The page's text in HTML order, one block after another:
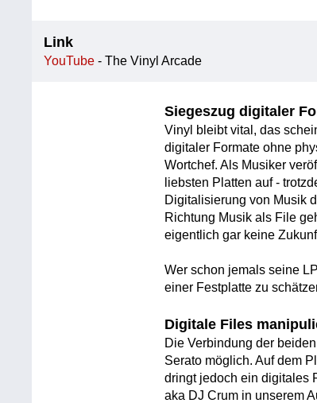
Link
YouTube - The Vinyl Arcade
Siegeszug digitaler
Vinyl bleibt vital, das
digitaler Formate ohne
Wortchef. Als Musiker
liebsten Platten auf -
Digitalisierung von Musik
Richtung Musik als File
eigentlich gar keine
Wer schon jemals seine
einer Festplatte zu
Digitale Files
Die Verbindung der
Serato möglich. Auf dem
dringt jedoch ein digitales
aka DJ Crum in unserem